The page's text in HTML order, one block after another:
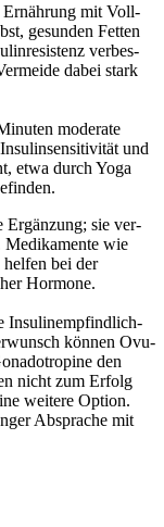
Ernäh­rung mit Voll­
gesun­den Fet­ten
ver­bes­
dabei stark
mode­ra­te
und
etwa durch Yoga
Ergän­zung; sie ver­
Medi­ka­men­te wie
bei der
Hor­mo­ne.
Insu­lin­emp­find­lich­
kön­nen Ovu­
den
nicht zum Erfolg
wei­te­re Opti­on.
Abspra­che mit